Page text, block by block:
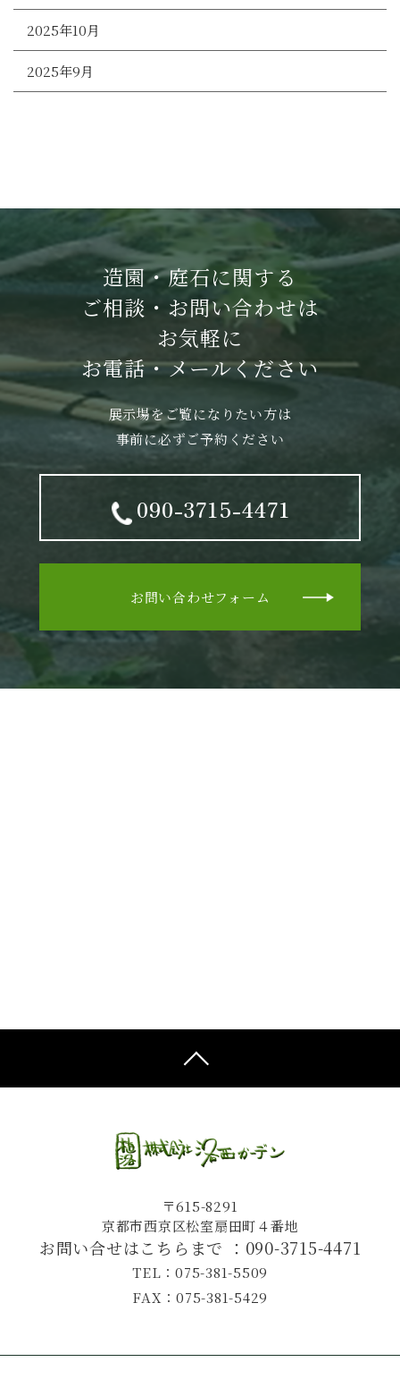
2025年10月
2025年9月
造園・庭石に関する
ご相談・お問い合わせは
お気軽に
お電話・メールください
展示場をご覧になりたい方は
事前に必ずご予約ください
090-3715-4471
お問い合わせフォーム
〒615-8291
京都市西京区松室扇田町４番地
お問い合せはこちらまで ： 090-3715-4471
TEL：075-381-5509
FAX：075-381-5429